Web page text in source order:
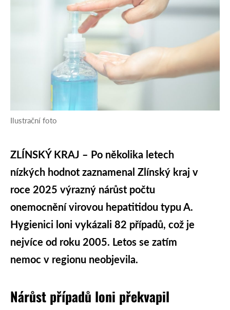
Ilustrační foto
ZLÍNSKÝ KRAJ – Po několika letech
nízkých hodnot zaznamenal Zlínský kraj v
roce 2025 výrazný nárůst počtu
onemocnění virovou hepatitidou typu A.
Hygienici loni vykázali 82 případů, což je
nejvíce od roku 2005. Letos se zatím
nemoc v regionu neobjevila.
Nárůst případů loni překvapil